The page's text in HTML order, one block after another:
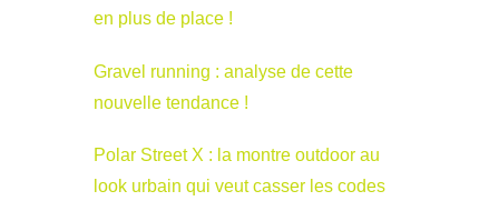
en plus de place !
Gravel running : analyse de cette
nouvelle tendance !
Polar Street X : la montre outdoor au
look urbain qui veut casser les codes